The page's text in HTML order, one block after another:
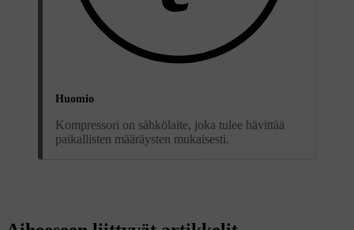
Huomio
Kompressori on sähkölaite, joka tulee hävittää
paikallisten määräysten mukaisesti.